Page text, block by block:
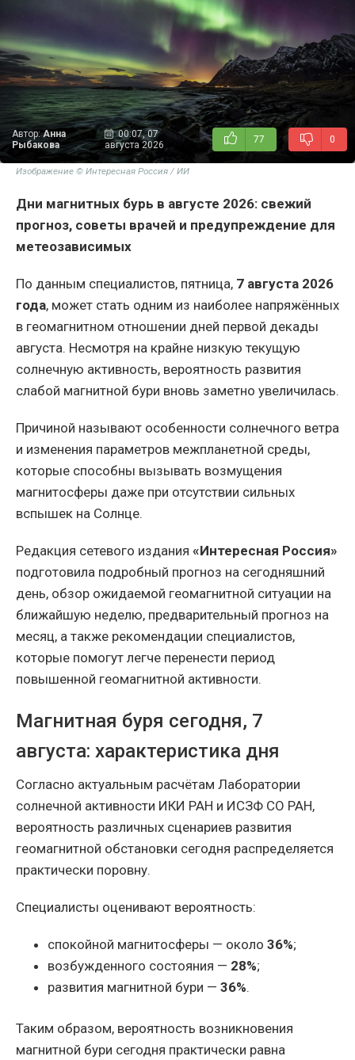
Автор:Анна
Рыбакова
00:07, 07
августа 2026
77 0
Изображение © Интересная Россия / ИИ
Дни магнитных бурь в августе 2026: свежий
прогноз, советы врачей и предупреждение для
метеозависимых
По данным специалистов, пятница, 7 августа 2026
года, может стать одним из наиболее напряжённых
в геомагнитном отношении дней первой декады
августа. Несмотря на крайне низкую текущую
солнечную активность, вероятность развития
слабой магнитной бури вновь заметно увеличилась.
Причиной называют особенности солнечного ветра
и изменения параметров межпланетной среды,
которые способны вызывать возмущения
магнитосферы даже при отсутствии сильных
вспышек на Солнце.
Редакция сетевого издания «Интересная Россия»
подготовила подробный прогноз на сегодняшний
день, обзор ожидаемой геомагнитной ситуации на
ближайшую неделю, предварительный прогноз на
месяц, а также рекомендации специалистов,
которые помогут легче перенести период
повышенной геомагнитной активности.
Магнитная буря сегодня, 7
августа: характеристика дня
Согласно актуальным расчётам Лаборатории
солнечной активности ИКИ РАН и ИСЗФ СО РАН,
вероятность различных сценариев развития
геомагнитной обстановки сегодня распределяется
практически поровну.
Специалисты оценивают вероятность:
спокойной магнитосферы — около 36%;
возбужденного состояния — 28%;
развития магнитной бури — 36%.
Таким образом, вероятность возникновения
магнитной бури сегодня практически равна